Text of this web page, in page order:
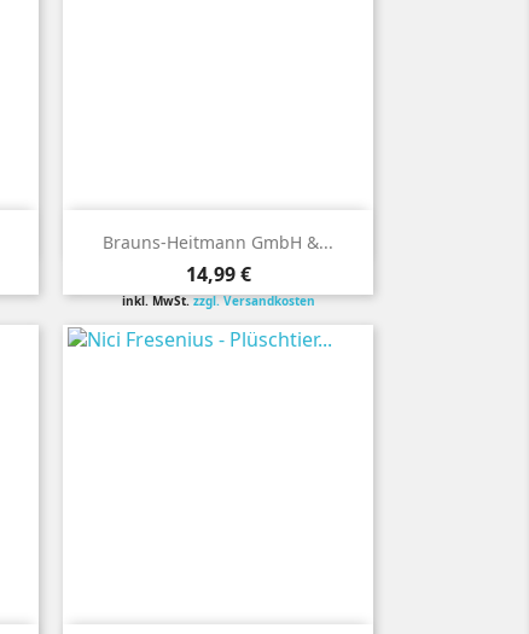
Brauns-Heitmann GmbH &...
Preis
14,99 €
inkl. MwSt.zzgl. Versandkosten
 Vorschau